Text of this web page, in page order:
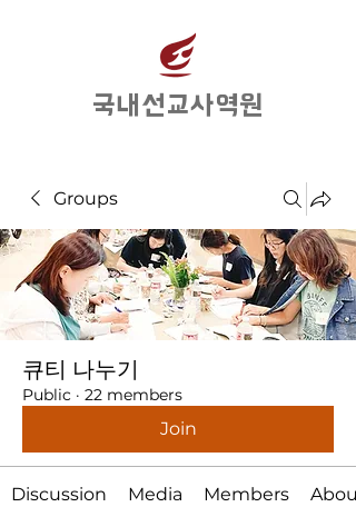
​국내선교사역원
Groups
큐티 나누기
Public · 22 members
Join
Discussion Media Members About